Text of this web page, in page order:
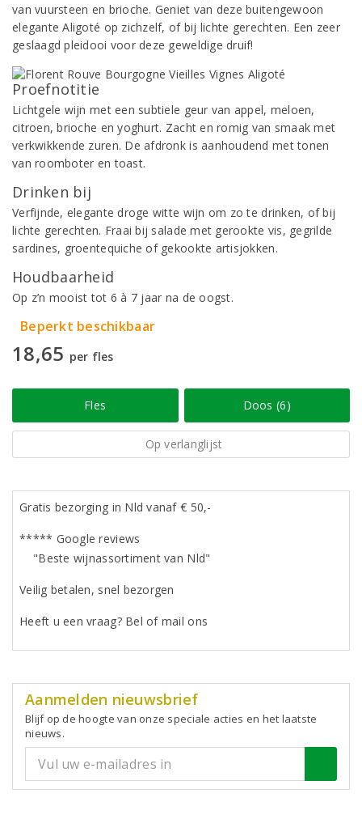
van vuursteen en brioche. Geniet van deze buitengewoon
elegante Aligoté op zichzelf, of bij lichte gerechten. Een zeer
geslaagd pleidooi voor deze geweldige druif!
Proefnotitie
Lichtgele wijn met een subtiele geur van appel, meloen,
citroen, brioche en yoghurt. Zacht en romig van smaak met
verkwikkende zuren. De afdronk is aanhoudend met tonen
van roomboter en toast.
Drinken bij
Verfijnde, elegante droge witte wijn om zo te drinken, of bij
lichte gerechten. Fraai bij salade met gerookte vis, gegrilde
sardines, groentequiche of gekookte artisjokken.
Houdbaarheid
Op z’n mooist tot 6 à 7 jaar na de oogst.
Beperkt beschikbaar
18,65 per fles
Fles Doos (6)
Op verlanglijst
Gratis bezorging in Nld vanaf € 50,-
***** Google reviews
"Beste wijnassortiment van Nld"
Veilig betalen, snel bezorgen
Heeft u een vraag? Bel of mail ons
Aanmelden nieuwsbrief
Blijf op de hoogte van onze speciale acties en het laatste
nieuws.